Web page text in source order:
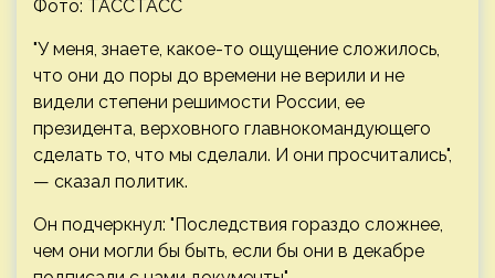
Фото: ТАССТАСС
"У меня, знаете, какое-то ощущение сложилось,
что они до поры до времени не верили и не
видели степени решимости России, ее
президента, верховного главнокомандующего
сделать то, что мы сделали. И они просчитались",
— сказал политик.
Он подчеркнул: "Последствия гораздо сложнее,
чем они могли бы быть, если бы они в декабре